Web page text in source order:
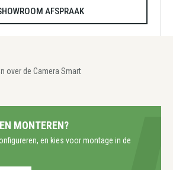
AFSPRAAK
over de Camera Smart
MONTEREN?
en kies voor montage in de